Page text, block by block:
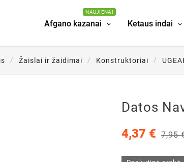
Afgano kazanai
NAUJIENA!
Ketaus indai
Žaislai ir žaidimai Konstruktoriai
Datos
4,37 € 7,95